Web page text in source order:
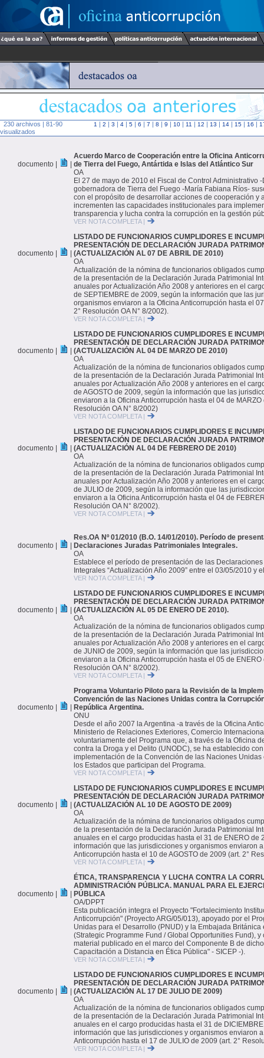
230 archivos | 81-90
visualizados
1 | 2 | 3 | 4 | 5 | 6 | 7 | 8 | 9 | 10 | 11 | 12 | 13 | 14 | 15 | 16 |
documento |
Acuerdo Marco de Cooperación entre la Oficina
de Tierra del Fuego, Antártida e Islas del Atlántico Sur
OA
El 27 de mayo de 2010 el Fiscal de Control Administrativo
gobernadora de Tierra del Fuego -María Fabiana Ríos-
con el propósito de desarrollar acciones de cooperación y
incrementen las capacidades institucionales para
transparencia y lucha contra la corrupción en la gestión
VER NOTA COMPLETA |
documento |
LISTADO DE FUNCIONARIOS CUMPLIDORES E
PRESENTACIÓN DE DECLARACIÓN JURADA
(ACTUALIZACIÓN AL 07 DE ABRIL DE 2010)
OA
Actualización de la nómina de funcionarios obligados
de la presentación de la Declaración Jurada Patrimonial
anuales por Actualización Año 2008 y anteriores en el
de SEPTIEMBRE de 2009, según la información que las
organismos enviaron a la Oficina Anticorrupción hasta el
2° Resolución OA N° 8/2002).
VER NOTA COMPLETA |
documento |
LISTADO DE FUNCIONARIOS CUMPLIDORES E
PRESENTACIÓN DE DECLARACIÓN JURADA
(ACTUALIZACIÓN AL 04 DE MARZO DE 2010)
OA
Actualización de la nómina de funcionarios obligados
de la presentación de la Declaración Jurada Patrimonial
anuales por Actualización Año 2008 y anteriores en el
de AGOSTO de 2009, según la información que las
enviaron a la Oficina Anticorrupción hasta el 04 de MARZO
Resolución OA N° 8/2002)
VER NOTA COMPLETA |
documento |
LISTADO DE FUNCIONARIOS CUMPLIDORES E
PRESENTACIÓN DE DECLARACIÓN JURADA
(ACTUALIZACIÓN AL 04 DE FEBRERO DE 2010)
OA
Actualización de la nómina de funcionarios obligados
de la presentación de la Declaración Jurada Patrimonial
anuales por Actualización Año 2008 y anteriores en el
de JULIO de 2009, según la información que las
enviaron a la Oficina Anticorrupción hasta el 04 de
Resolución OA N° 8/2002).
VER NOTA COMPLETA |
documento |
Res.OA Nº 01/2010 (B.O. 14/01/2010). Período de
Declaraciones Juradas Patrimoniales Integrales.
OA
Establece el período de presentación de las
Integrales “Actualización Año 2009” entre el 03/05/2010 y
VER NOTA COMPLETA |
documento |
LISTADO DE FUNCIONARIOS CUMPLIDORES E
PRESENTACIÓN DE DECLARACIÓN JURADA
(ACTUALIZACIÓN AL 05 DE ENERO DE 2010).
OA
Actualización de la nómina de funcionarios obligados
de la presentación de la Declaración Jurada Patrimonial
anuales por Actualización Año 2008 y anteriores en el
de JUNIO de 2009, según la información que las
enviaron a la Oficina Anticorrupción hasta el 05 de ENERO
Resolución OA N° 8/2002).
VER NOTA COMPLETA |
documento |
Programa Voluntario Piloto para la Revisión de la
Convención de las Naciones Unidas contra la
República Argentina.
ONU
Desde el año 2007 la Argentina -a través de la Oficina
Ministerio de Relaciones Exteriores, Comercio
voluntariamente del Programa que, a través de la Oficina
contra la Droga y el Delito (UNODC), se ha establecido
implementación de la Convención de las Naciones
los Estados que participan del Programa.
VER NOTA COMPLETA |
documento |
LISTADO DE FUNCIONARIOS CUMPLIDORES E
PRESENTACIÓN DE DECLARACIÓN JURADA
(ACTUALIZACIÓN AL 10 DE AGOSTO DE 2009)
OA
Actualización de la nómina de funcionarios obligados
de la presentación de la Declaración Jurada Patrimonial
anuales en el cargo producidas hasta el 31 de ENERO de
información que las jurisdicciones y organismos enviaron
Anticorrupción hasta el 10 de AGOSTO de 2009 (art. 2°
VER NOTA COMPLETA |
documento |
ÉTICA, TRANSPARENCIA Y LUCHA CONTRA LA
ADMINISTRACIÓN PÚBLICA. MANUAL PARA EL
PÚBLICA
OA/DPPT
Esta publicación integra el Proyecto "Fortalecimiento
Anticorrupción" (Proyecto ARG/05/013), apoyado por el
Unidas para el Desarrollo (PNUD) y la Embajada Británica
(Strategic Programme Fund / Global Opportunities Fund),
material publicado en el marco del Componente B de
Capacitación a Distancia en Ética Pública" - SICEP -).
VER NOTA COMPLETA |
documento |
LISTADO DE FUNCIONARIOS CUMPLIDORES E
PRESENTACIÓN DE DECLARACIÓN JURADA
(ACTUALIZACIÓN AL 17 DE JULIO DE 2009)
OA
Actualización de la nómina de funcionarios obligados
de la presentación de la Declaración Jurada Patrimonial
anuales en el cargo producidas hasta el 31 de
información que las jurisdicciones y organismos enviaron
Anticorrupción hasta el 17 de JULIO de 2009 (art. 2°
VER NOTA COMPLETA |